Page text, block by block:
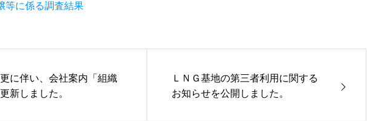
等に係る調査結果
に伴い、会社案内「組織
新しました。
ＬＮＧ基地の第三者利用に関する
お知らせを公開しました。